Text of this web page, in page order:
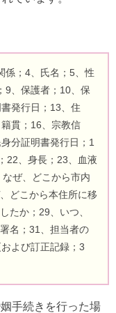
係；4、氏名；5、性
9、保護者；10、保
発行日；13、住
貫；16、宗教信
分証明書発行日；1
22、身長；23、血液
ぜ、どこから市内
どこから本住所に移
たか；29、いつ、
名；31、担当者の
よび訂正記録；3
手続きを行った場